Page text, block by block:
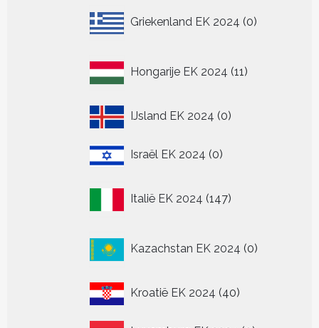
Griekenland EK 2024 0
producten
Hongarije EK 2024 11
producten
IJsland EK 2024 00
Israël EK 2024 00
Italië EK 2024 147
producten
Kazachstan EK 2024 0
producten
Kroatië EK 2024 4040